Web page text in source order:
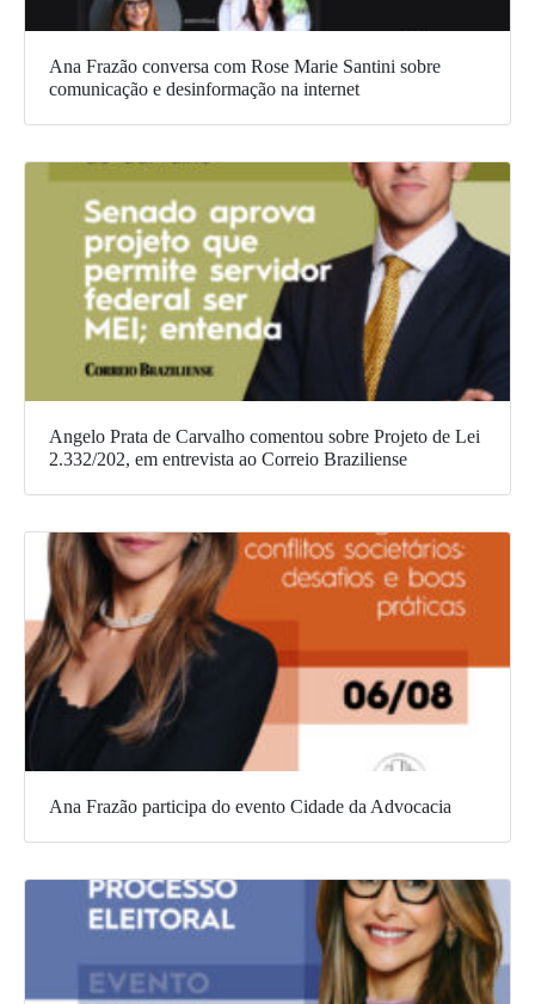
Ana Frazão conversa com Rose Marie Santini sobre
comunicação e desinformação na internet
Angelo Prata de Carvalho comentou sobre Projeto de Lei
2.332/202, em entrevista ao Correio Braziliense
Ana Frazão participa do evento Cidade da Advocacia